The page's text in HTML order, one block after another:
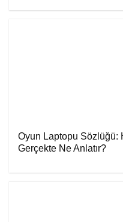
Oyun Laptopu Sözlüğü:
Gerçekte Ne Anlatır?